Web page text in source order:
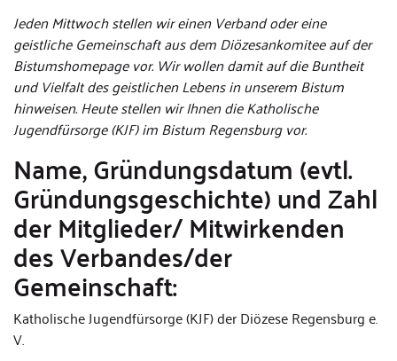
Jeden Mittwoch stellen wir einen Verband oder eine
geistliche Gemeinschaft aus dem Diözesankomitee auf der
Bistumshomepage vor. Wir wollen damit auf die Buntheit
und Vielfalt des geistlichen Lebens in unserem Bistum
hinweisen. Heute stellen wir Ihnen die Katholische
Jugendfürsorge (KJF) im Bistum Regensburg vor.
Name, Gründungsdatum (evtl.
Gründungsgeschichte) und Zahl
der Mitglieder/ Mitwirkenden
des Verbandes/der
Gemeinschaft:
Katholische Jugendfürsorge (KJF) der Diözese Regensburg e.
V.